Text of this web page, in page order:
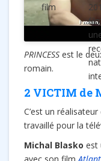
film
PRINCESS est le
romain.
2 VICTIM de
C’est un
travaillé pour la
Michal Blasko est